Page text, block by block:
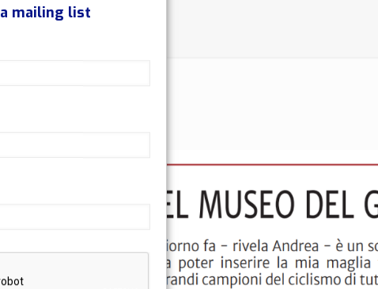
La Provincia
mailing list